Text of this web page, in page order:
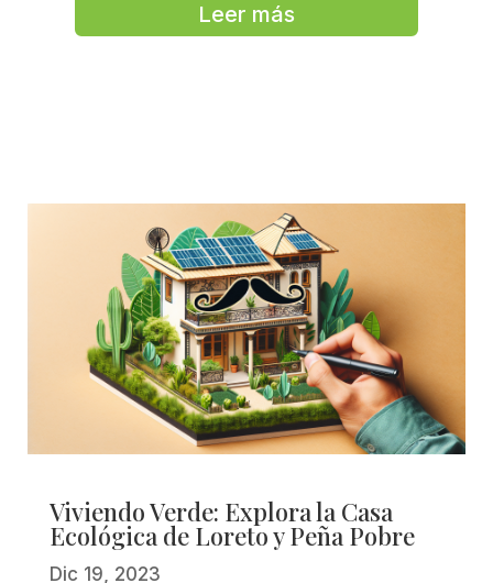
Leer más
Viviendo Verde: Explora la Casa
Ecológica de Loreto y Peña Pobre
Dic 19, 2023